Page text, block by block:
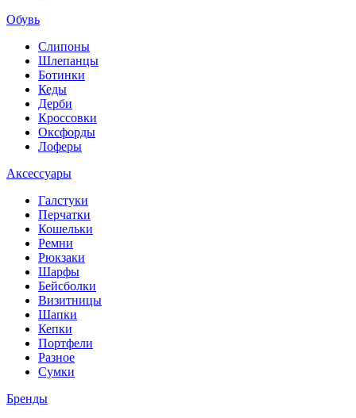
Обувь
Слипоны
Шлепанцы
Ботинки
Кеды
Дерби
Кроссовки
Оксфорды
Лоферы
Аксессуары
Галстуки
Перчатки
Кошельки
Ремни
Рюкзаки
Шарфы
Бейсболки
Визитницы
Шапки
Кепки
Портфели
Разное
Сумки
Бренды